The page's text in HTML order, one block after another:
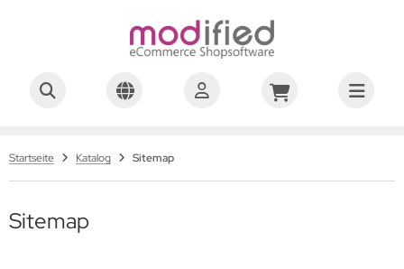
Startseite Katalog Sitemap
Sitemap